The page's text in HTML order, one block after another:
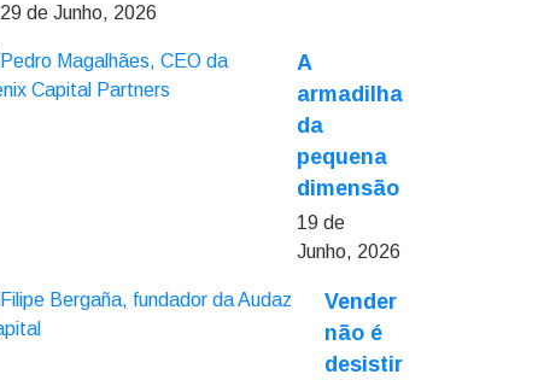
29 de Junho, 2026
A
armadilha
da
pequena
dimensão
19 de
Junho, 2026
Vender
não é
desistir